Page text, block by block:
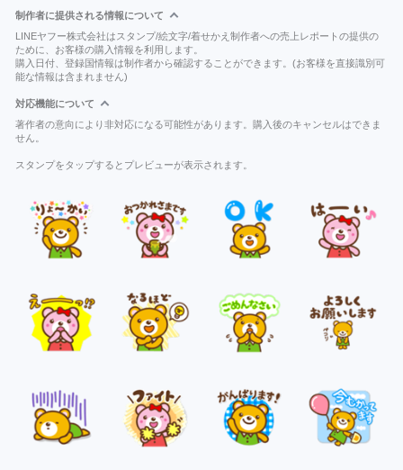
制作者に提供される情報について
LINEヤフー株式会社はスタンプ/絵文字/着せかえ制作者への売上レポートの提供の
ために、お客様の購入情報を利用します。
購入日付、登録国情報は制作者から確認することができます。(お客様を直接識別可
能な情報は含まれません)
対応機能について
著作者の意向により非対応になる可能性があります。購入後のキャンセルはできま
せん。
スタンプをタップするとプレビューが表示されます。